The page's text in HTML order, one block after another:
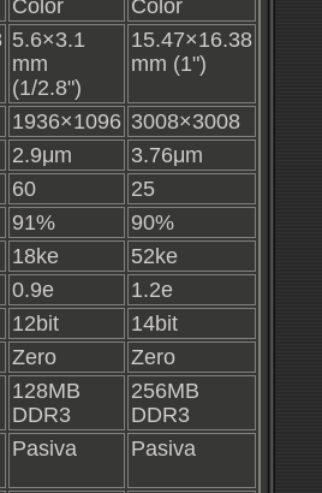
Color
Color
5.6×3.1
mm
(1/2.8")
15.47×16.38
mm (1")
1936×1096 3008×3008
2.9μm
3.76μm
60
25
91%
90%
18ke
52ke
0.9e
1.2e
12bit
14bit
Zero
Zero
128MB
DDR3
256MB
DDR3
Pasiva Pasiva